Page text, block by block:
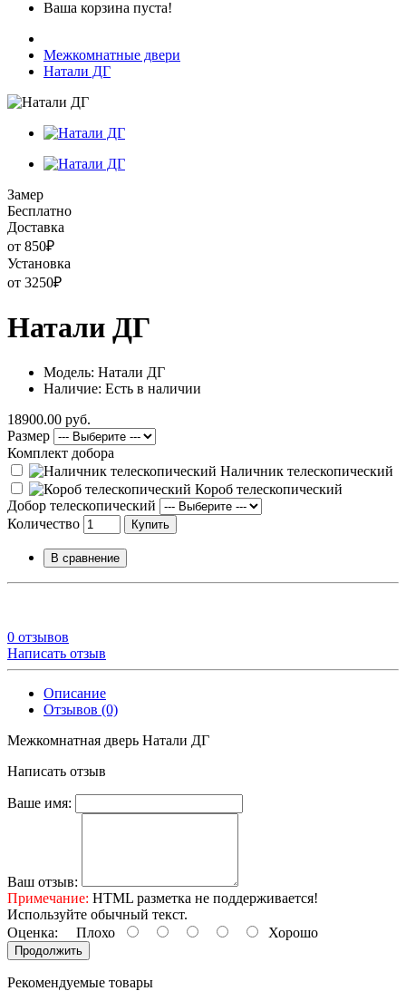
Ваша корзина пуста!
Межкомнатные двери
Натали ДГ
Замер
Бесплатно
Доставка
от 850₽
Установка
от 3250₽
Натали ДГ
Модель: Натали ДГ
Наличие: Есть в наличии
18900.00 руб.
Размер
Комплект добора
Наличник телескопический
Короб телескопический
Добор телескопический
Количество
Купить
В сравнение
0 отзывов
Написать отзыв
Описание
Отзывов (0)
Межкомнатная дверь Натали ДГ
Написать отзыв
Ваше имя:
Ваш отзыв:
Примечание: HTML разметка не поддерживается!
Используйте обычный текст.
Оценка: Плохо Хорошо
Продолжить
Рекомендуемые товары